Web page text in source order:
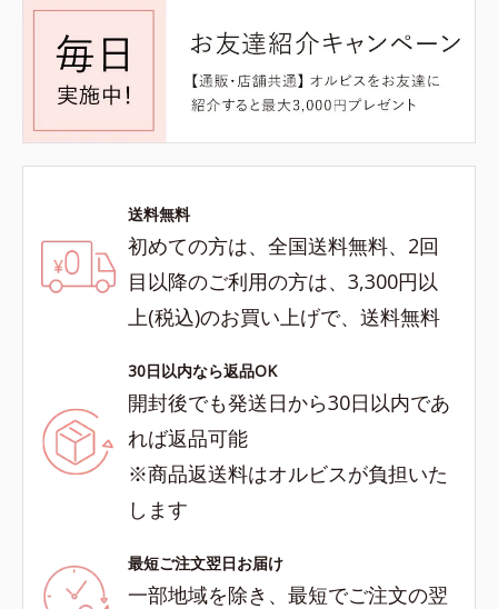
送料無料
初めての方は、全国送料無料、2回
目以降のご利用の方は、3,300円以
上(税込)のお買い上げで、送料無料
30日以内なら返品OK
開封後でも発送日から30日以内であ
れば返品可能
※商品返送料はオルビスが負担いた
します
最短ご注文翌日お届け
一部地域を除き、最短でご注文の翌